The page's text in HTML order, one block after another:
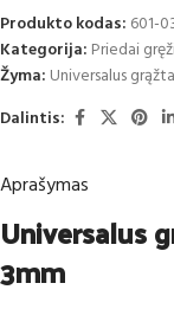
Produkto kodas: 601-
Kategorija: Priedai
Žyma: Universalus
Dalintis:
Aprašymas
Universalus
3mm